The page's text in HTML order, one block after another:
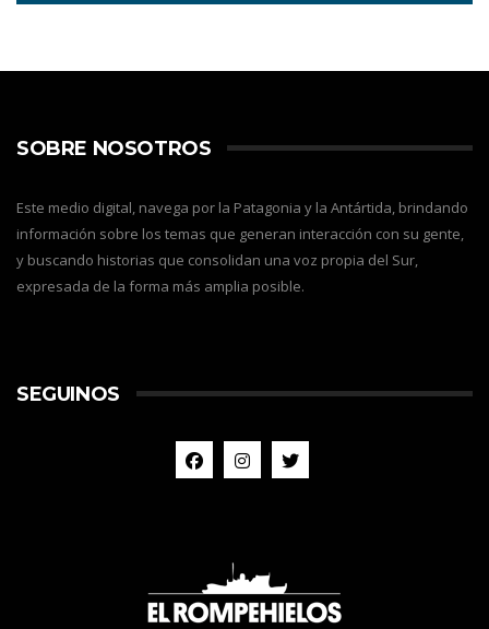
SOBRE NOSOTROS
Este medio digital, navega por la Patagonia y la Antártida, brindando
información sobre los temas que generan interacción con su gente,
y buscando historias que consolidan una voz propia del Sur,
expresada de la forma más amplia posible.
SEGUINOS